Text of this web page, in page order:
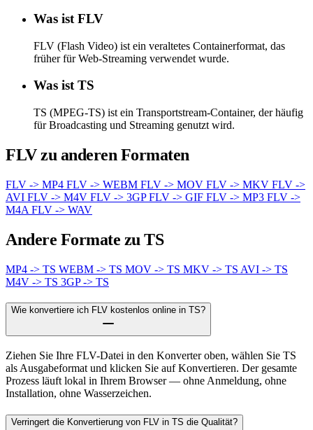
Was ist FLV
FLV (Flash Video) ist ein veraltetes Containerformat, das
früher für Web-Streaming verwendet wurde.
Was ist TS
TS (MPEG-TS) ist ein Transportstream-Container, der häufig
für Broadcasting und Streaming genutzt wird.
FLV zu anderen Formaten
FLV -> MP4 FLV -> WEBM FLV -> MOV FLV -> MKV FLV ->
AVI FLV -> M4V FLV -> 3GPFLV -> GIF FLV -> MP3 FLV ->
M4A FLV -> WAV
Andere Formate zu TS
MP4 -> TS WEBM -> TS MOV -> TS MKV -> TS AVI -> TS
M4V -> TS 3GP -> TS
Wie konvertiere ich FLV kostenlos online in TS?
Ziehen Sie Ihre FLV-Datei in den Konverter oben, wählen Sie TS
als Ausgabeformat und klicken Sie auf Konvertieren. Der gesamte
Prozess läuft lokal in Ihrem Browser — ohne Anmeldung, ohne
Installation, ohne Wasserzeichen.
Verringert die Konvertierung von FLV in TS die Qualität?